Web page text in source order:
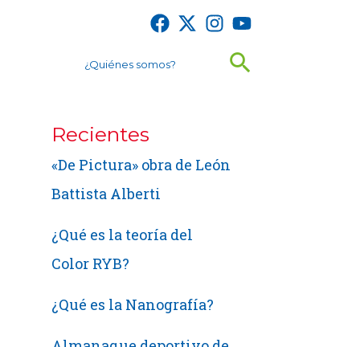
¿Quiénes somos? Buscar
Recientes
«De Pictura» obra de León
Battista Alberti
¿Qué es la teoría del
Color RYB?
¿Qué es la Nanografía?